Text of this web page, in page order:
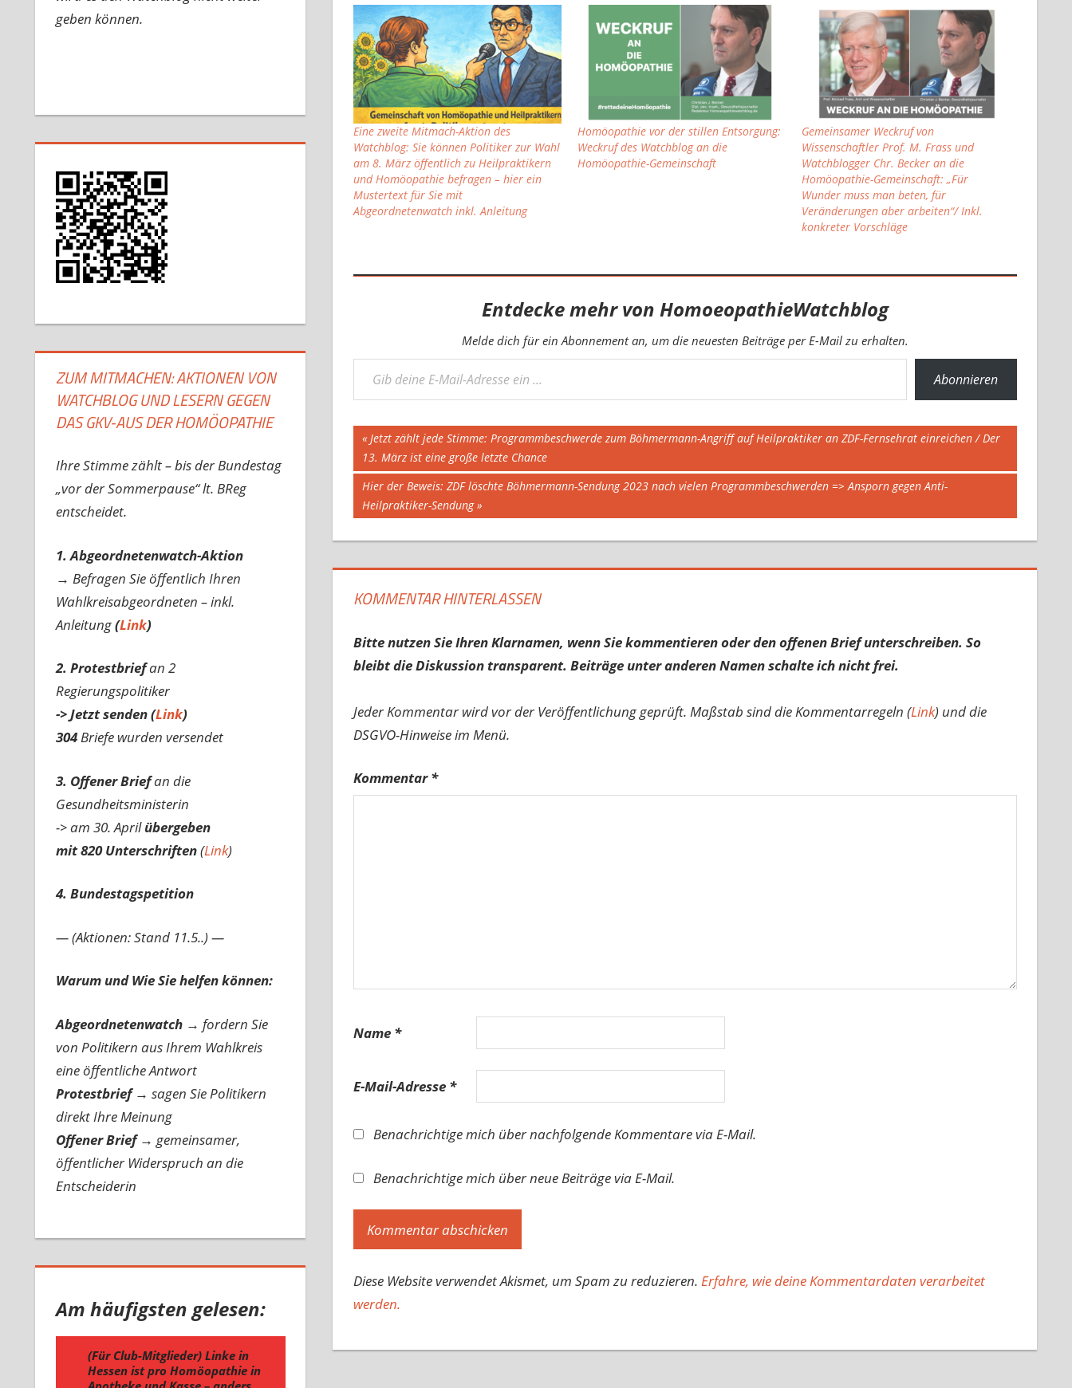
Eine zweite Mitmach-Aktion des
Watchblog: Sie können Politiker zur Wahl
am 8. März öffentlich zu Heilpraktikern
und Homöopathie befragen – hier ein
Mustertext für Sie mit
Abgeordnetenwatch inkl. Anleitung
Homöopathie vor der stillen Entsorgung:
Weckruf des Watchblog an die
Homöopathie-Gemeinschaft
Gemeinsamer Weckruf von
Wissenschaftler Prof. M. Frass und
Watchblogger Chr. Becker an die
Homöopathie-Gemeinschaft: „Für
Wunder muss man beten, für
Veränderungen aber arbeiten“/ Inkl.
konkreter Vorschläge
Entdecke mehr von HomoeopathieWatchblog
Melde dich für ein Abonnement an, um die neuesten Beiträge per E-Mail zu erhalten.
Gib deine E-Mail-Adresse ein ...
Abonnieren
Beitragsnavigation
Vorheriger
Beitrag:
Jetzt zählt jede Stimme: Programmbeschwerde zum Böhmermann-Angriff auf Heilpraktiker an ZDF-Fernsehrat einreichen / Der
13. März ist eine große letzte Chance
Nächster
Beitrag:
Hier der Beweis: ZDF löschte Böhmermann-Sendung 2023 nach vielen Programmbeschwerden => Ansporn gegen Anti-
Heilpraktiker-Sendung
KOMMENTAR HINTERLASSEN
Bitte nutzen Sie Ihren Klarnamen, wenn Sie kommentieren oder den offenen Brief unterschreiben. So
bleibt die Diskussion transparent. Beiträge unter anderen Namen schalte ich nicht frei.
Jeder Kommentar wird vor der Veröffentlichung geprüft. Maßstab sind die Kommentarregeln (Link) und die
DSGVO-Hinweise im Menü.
Kommentar*
Name *
E-Mail-Adresse *
Benachrichtige mich über nachfolgende Kommentare via E-Mail.
Benachrichtige mich über neue Beiträge via E-Mail.
Diese Website verwendet Akismet, um Spam zu reduzieren. Erfahre, wie deine Kommentardaten verarbeitet
werden.
geben können.
ZUM MITMACHEN: AKTIONEN VON
WATCHBLOG UND LESERN GEGEN
DAS GKV-AUS DER HOMÖOPATHIE
Ihre Stimme zählt – bis der Bundestag
„vor der Sommerpause“ lt. BReg
entscheidet.
1. Abgeordnetenwatch-Aktion
→ Befragen Sie öffentlich Ihren
Wahlkreisabgeordneten – inkl.
Anleitung(Link)
2. Protestbriefan 2
Regierungspolitiker
-> Jetzt senden (Link)
304Briefe wurden versendet
3. Offener Briefan die
Gesundheitsministerin
-> am 30. Aprilübergeben
mit 820 Unterschriften(Link)
4. Bundestagspetition
— (Aktionen: Stand 11.5..) —
Warum und Wie Sie helfen können:
Abgeordnetenwatch → fordern Sie
von Politikern aus Ihrem Wahlkreis
eine öffentliche Antwort
Protestbrief → sagen Sie Politikern
direkt Ihre Meinung
Offener Brief → gemeinsamer,
öffentlicher Widerspruch an die
Entscheiderin
Am häufigsten gelesen: